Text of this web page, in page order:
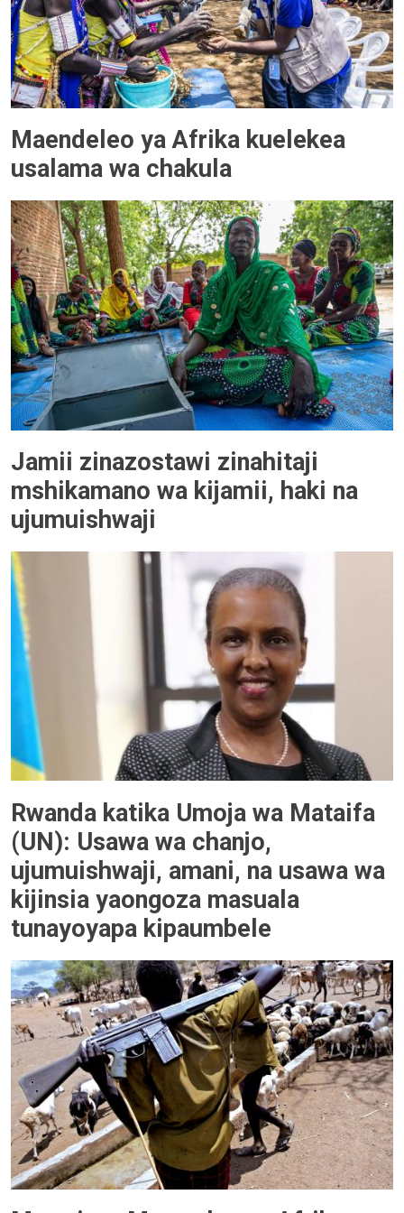
Maendeleo ya Afrika kuelekea
usalama wa chakula
Jamii zinazostawi zinahitaji
mshikamano wa kijamii, haki na
ujumuishwaji
Rwanda katika Umoja wa Mataifa
(UN): Usawa wa chanjo,
ujumuishwaji, amani, na usawa wa
kijinsia yaongoza masuala
tunayoyapa kipaumbele